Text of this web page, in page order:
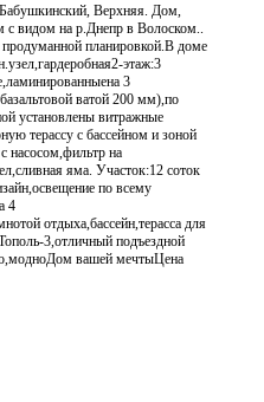
Верхняя. Дом,
видом на р.Днепр в Волоском..
планировкой.В доме
этаж:3
3
ватой 200 мм),по
установлены витражные
терассу с бассейном и зоной
насосом,фильтр на
яма. Участок:12 соток
по всему
4
отдыха,бассейн,терасса для
3,отличный подъездной
вашей мечтыЦена